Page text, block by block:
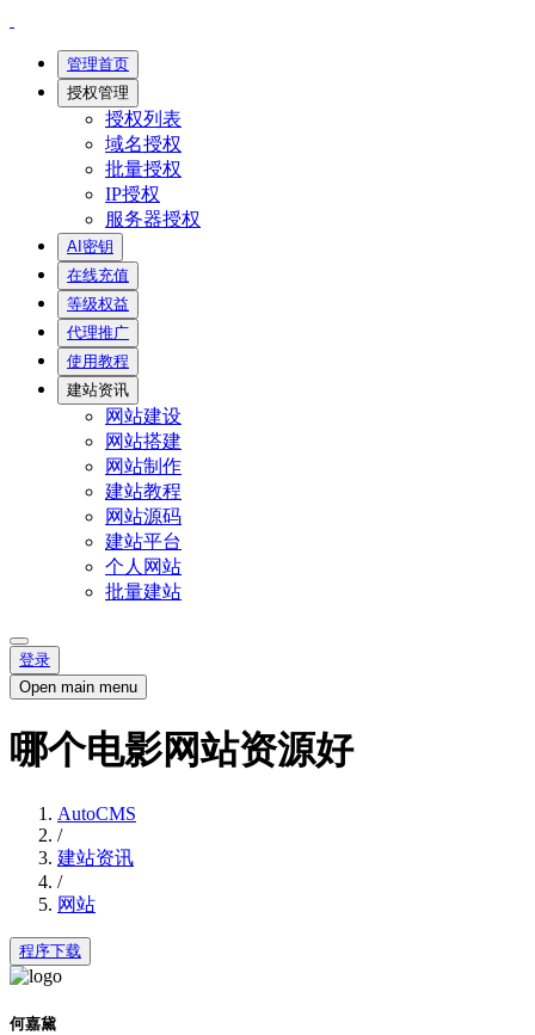
管理首页
授权管理
授权列表
域名授权
批量授权
IP授权
服务器授权
AI密钥
在线充值
等级权益
代理推广
使用教程
建站资讯
网站建设
网站搭建
网站制作
建站教程
网站源码
建站平台
个人网站
批量建站
登录
Open main menu
哪个电影网站资源好
AutoCMS
/
建站资讯
/
网站
程序下载
何嘉黛